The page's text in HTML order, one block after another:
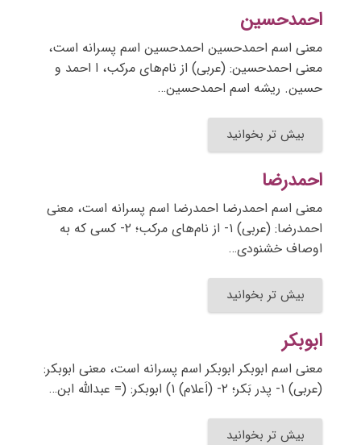
احمدحسین
معنی اسم احمدحسین احمدحسین اسم پسرانه است،
معنی احمدحسین: (عربی) از نام‌های مرکب، ا احمد و
حسین. ریشه اسم احمدحسین…
بیش تر بخوانید
احمدرضا
معنی اسم احمدرضا احمدرضا اسم پسرانه است، معنی
احمدرضا: (عربی) ۱- از نام‌های مرکب؛ ۲- کسی که به
اوصاف خشنودی…
بیش تر بخوانید
ابوبکر
معنی اسم ابوبکر ابوبکر اسم پسرانه است، معنی ابوبکر:
(عربی) ۱- پدر بَکر؛ ۲- (اَعلام) ۱) ابوبکر: (= عبدالله ابن…
بیش تر بخوانید